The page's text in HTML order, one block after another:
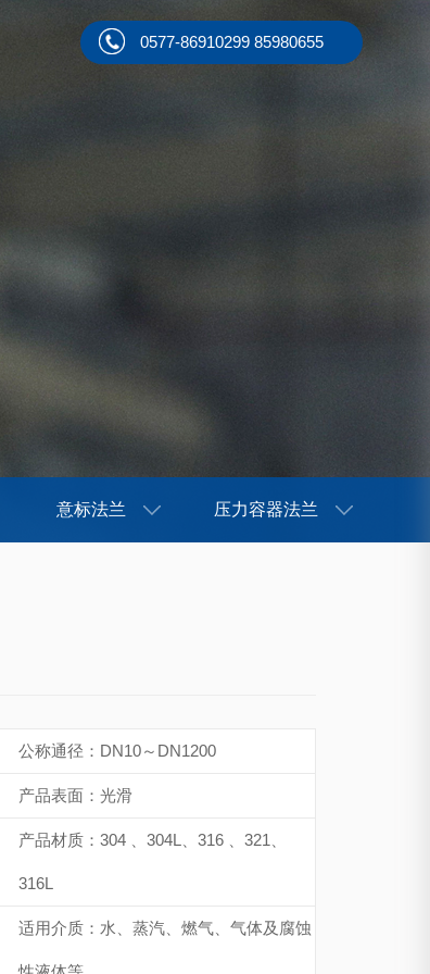
0577-86910299 85980655
意标法兰 压力容器法兰
公称通径：DN10～DN1200
产品表面：光滑
产品材质：304 、304L、316 、321、
316L
适用介质：水、蒸汽、燃气、气体及腐蚀